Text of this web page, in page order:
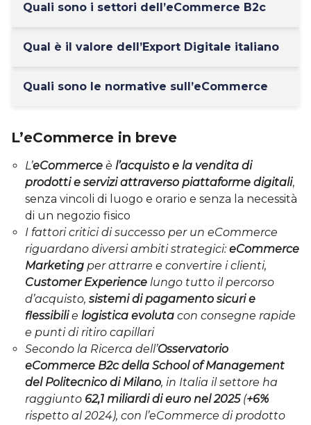
Quali sono i settori dell’eCommerce B2c
Qual è il valore dell’Export Digitale italiano
Quali sono le normative sull’eCommerce
L’eCommerce in breve
L’eCommerce è l’acquisto e la vendita di
prodotti e servizi attraverso piattaforme digitali,
senza vincoli di luogo e orario e senza la necessità
di un negozio fisico
I fattori critici di successo per un eCommerce
riguardano diversi ambiti strategici: eCommerce
Marketing per attrarre e convertire i clienti,
Customer Experience lungo tutto il percorso
d’acquisto, sistemi di pagamento sicuri e
flessibilie logistica evoluta con consegne rapide
e punti di ritiro capillari
Secondo la Ricerca dell’Osservatorio
eCommerce B2c della School of Management
del Politecnico di Milano, in Italia il settore ha
raggiunto 62,1 miliardi di euro nel 2025(+6%
rispetto al 2024), con l’eCommerce di prodotto